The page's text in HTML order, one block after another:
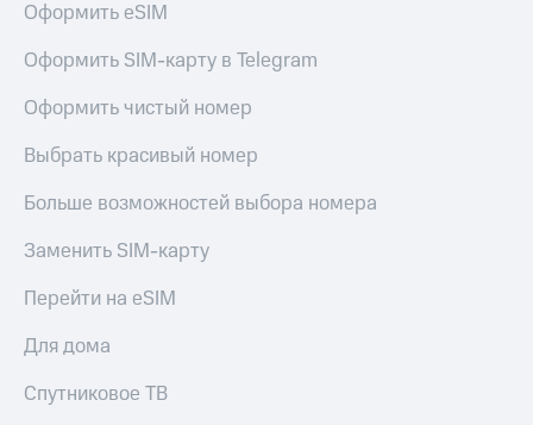
Оформить eSIM
Оформить SIM-карту в Telegram
Оформить чистый номер
Выбрать красивый номер
Больше возможностей выбора номера
Заменить SIM-карту
Перейти на eSIM
Для дома
Спутниковое ТВ